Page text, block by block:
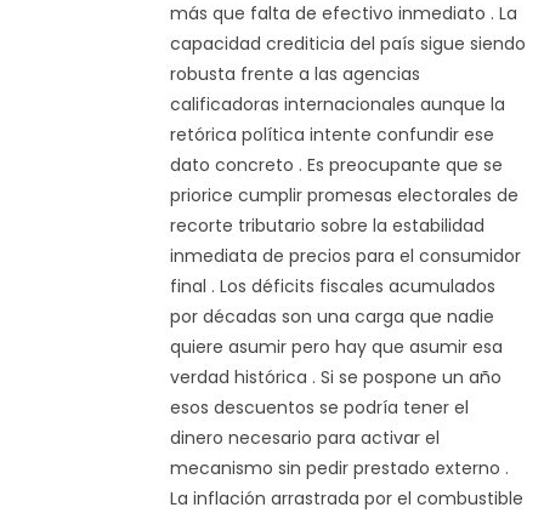
más que falta de efectivo inmediato . La
capacidad crediticia del país sigue siendo
robusta frente a las agencias
calificadoras internacionales aunque la
retórica política intente confundir ese
dato concreto . Es preocupante que se
priorice cumplir promesas electorales de
recorte tributario sobre la estabilidad
inmediata de precios para el consumidor
final . Los déficits fiscales acumulados
por décadas son una carga que nadie
quiere asumir pero hay que asumir esa
verdad histórica . Si se pospone un año
esos descuentos se podría tener el
dinero necesario para activar el
mecanismo sin pedir prestado externo .
La inflación arrastrada por el combustible